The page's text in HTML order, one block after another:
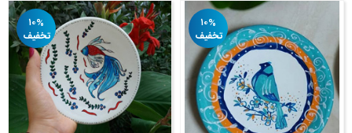
۱۰%
تخفیف
۱۰%
تخفیف